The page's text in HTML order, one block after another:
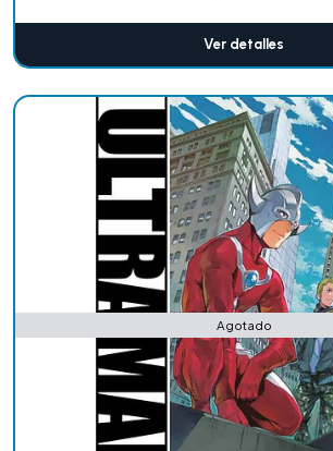
Ver detalles
Agotado